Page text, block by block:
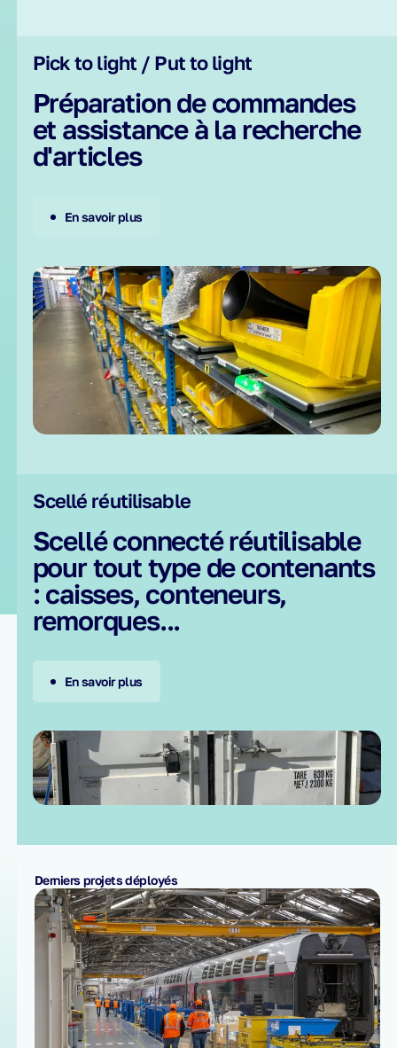
Pick to light / Put to light
Préparation de commandes
et assistance à la recherche
d'articles
En savoir plus
Scellé réutilisable
Scellé connecté réutilisable
pour tout type de contenants
: caisses, conteneurs,
remorques...
En savoir plus
Derniers projets déployés